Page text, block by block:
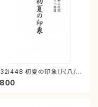
初夏の印象（尺八/久
智/楽譜）都山流公刊楽譜曲